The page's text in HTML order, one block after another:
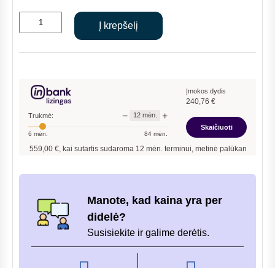
was:
€2,843.00.
produkto
kiekis:
LINZ
8KW
Į krepšelį
Trukmė: − 12mėn. +
6 mėn. 84 mėn.
Įmokos dydis
240,76 €
Skaičiuoti
€, kai sutartis sudaroma12mėn. terminui, metinė palūkanų norma –
Manote, kad kaina yra per
didelė?
Susisiekite ir galime derėtis.